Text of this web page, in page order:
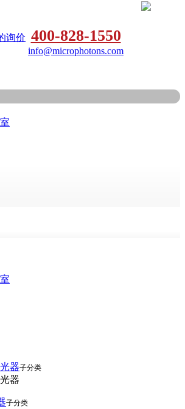
询价 400-828-1550
info@microphotons.com
器子分类
器
子分类